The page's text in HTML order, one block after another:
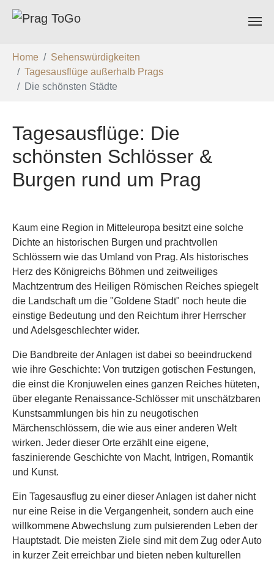
Home
Sehenswürdigkeiten
Tagesausflüge außerhalb Prags
Die schönsten Städte
Tagesausflüge: Die
schönsten Schlösser &
Burgen rund um Prag
Kaum eine Region in Mitteleuropa besitzt eine solche
Dichte an historischen Burgen und prachtvollen
Schlössern wie das Umland von Prag. Als historisches
Herz des Königreichs Böhmen und zeitweiliges
Machtzentrum des Heiligen Römischen Reiches spiegelt
die Landschaft um die "Goldene Stadt" noch heute die
einstige Bedeutung und den Reichtum ihrer Herrscher
und Adelsgeschlechter wider.
Die Bandbreite der Anlagen ist dabei so beeindruckend
wie ihre Geschichte: Von trutzigen gotischen Festungen,
die einst die Kronjuwelen eines ganzen Reiches hüteten,
über elegante Renaissance-Schlösser mit unschätzbaren
Kunstsammlungen bis hin zu neugotischen
Märchenschlössern, die wie aus einer anderen Welt
wirken. Jeder dieser Orte erzählt eine eigene,
faszinierende Geschichte von Macht, Intrigen, Romantik
und Kunst.
Ein Tagesausflug zu einer dieser Anlagen ist daher nicht
nur eine Reise in die Vergangenheit, sondern auch eine
willkommene Abwechslung zum pulsierenden Leben der
Hauptstadt. Die meisten Ziele sind mit dem Zug oder Auto
in kurzer Zeit erreichbar und bieten neben kulturellen